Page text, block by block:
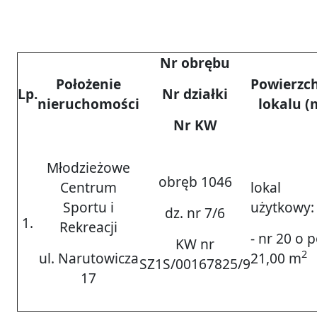
Lp.
Położenie
nieruchomości
Nr obrębu
Nr działki
Nr KW
lokalu
1.
Młodzieżowe
Centrum
Sportu i
Rekreacji
ul. Narutowicza
17
obręb 1046
dz. nr 7/6
KW nr
SZ1S/00167825/9
lokal
użytkowy:
- nr 20 o
21,00 m2